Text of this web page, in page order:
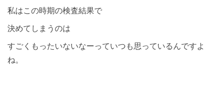
私はこの時期の検査結果で
決めてしまうのは
すごくもったいないなーっていつも思っているんですよ
ね。